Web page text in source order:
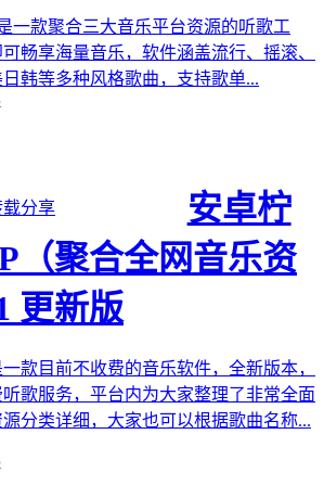
一款聚合三大音乐平台资源的听歌工
畅享海量音乐，软件涵盖流行、摇滚、
韩等多种风格歌曲，支持歌单...
载分享
安卓柠
（聚合全网音乐资
更新版
款目前不收费的音乐软件，全新版本，
歌服务，平台内为大家整理了非常全面
分类详细，大家也可以根据歌曲名称...